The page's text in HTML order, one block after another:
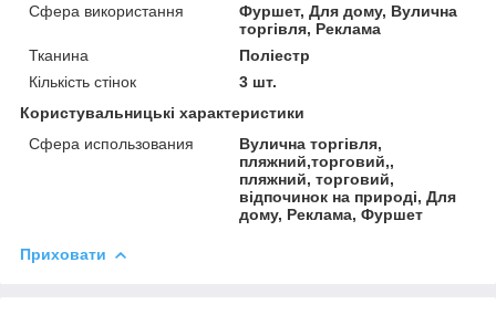
Сфера використання
Фуршет, Для дому, Вулична
торгівля, Реклама
Тканина
Поліестр
Кількість стінок
3 шт.
Користувальницькі характеристики
Сфера использования
Вулична торгівля,
пляжний,торговий,,
пляжний, торговий,
відпочинок на природі, Для
дому, Реклама, Фуршет
Приховати